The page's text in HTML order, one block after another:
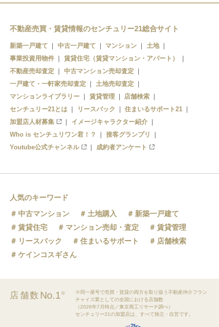
不動産売買・賃貸情報のセンチュリー21総合サイト
新築一戸建て 中古一戸建て マンション
土地
事業投資用物件
賃貸住宅（賃貸マンション・アパート）
不動産売却査定
中古マンション売却査定
一戸建て・一軒家売却査定
土地売却査定
マンションライブラリー
賃貸管理
店舗検索
センチュリー21とは
リースバック
住まいるサポート21
加盟店人材募集
イメージキャラクター紹介
Who is センチュリワン君！？
接客グランプリ
Youtube公式チャンネル
成約者アンケート
人気のキーワード
中古マンション
土地購入
新築一戸建て
賃貸住宅
マンション売却・査定
賃貸管理
リースバック
住まいるサポート
店舗検索
ケインコスギさん
店舗数 No.1※
※同一屋号で売買・賃貸の両方を取り扱う不動産仲介フラン
チャイズ業としての全国における店舗数
（2026年7月時点／東京商工リサーチ調べ）
センチュリー21の加盟店は、すべて独立・自営です。